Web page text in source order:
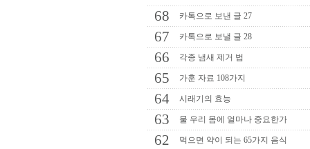
68 카톡으로 보낸 글 27
67 카톡으로 보낼 글 28
66 각종 냄새 제거 법
65 가훈 자료 108가지
64 시래기의 효능
63 물 우리 몸에 얼마나 중요한가
62 먹으면 약이 되는 65가지 음식